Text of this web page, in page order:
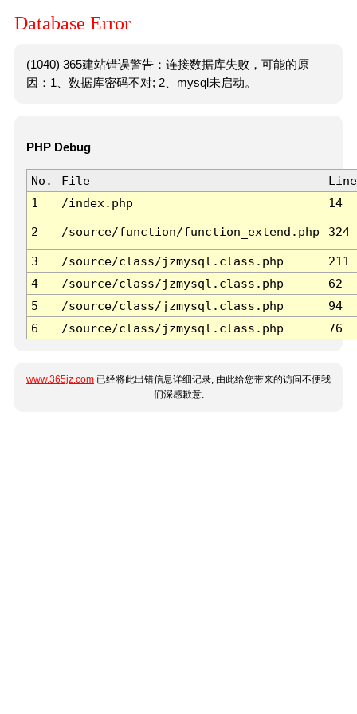
Database Error
(1040) 365建站错误警告：连接数据库失败，可能的原
因：1、数据库密码不对; 2、mysql未启动。
PHP Debug
No. File
Line
1
/index.php 14
2 /source/function/function_extend.php 324
3 /source/class/jzmysql.class.php
211
4
/source/class/jzmysql.class.php
62
5
/source/class/jzmysql.class.php
94
6
/source/class/jzmysql.class.php 76
www.365jz.com 已经将此出错信息详细记录, 由此给您带来的访问不便我
们深感歉意.